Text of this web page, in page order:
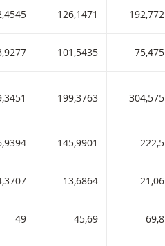
2,90 met ISIN code:
126,1471 192,772
met ISIN code:
101,5435 75,475
2,90 met ISIN code:
199,3763 304,575
ISIN code:
145,9901 222,5
met ISIN code:
13,6864 21,06
met ISIN code:
49 45,69 69,8